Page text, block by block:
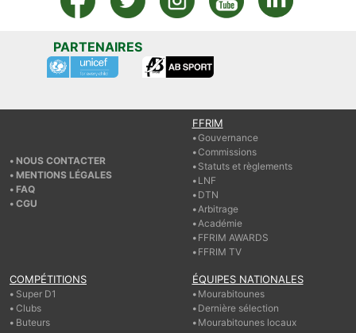
PARTENAIRES
NOUS CONTACTER
MENTIONS LÉGALES
FAQ
CGU
FFRIM
Gouvernance
Commissions
Statuts et règlements
LNF
DTN
Arbitrage
Académie
FFRIM AWARDS
FFRIM TV
COMPÉTITIONS
Super D1
Clubs
Buteurs
ÉQUIPES NATIONALES
Mourabitounes
Dernière sélection
Mourabitounes locaux